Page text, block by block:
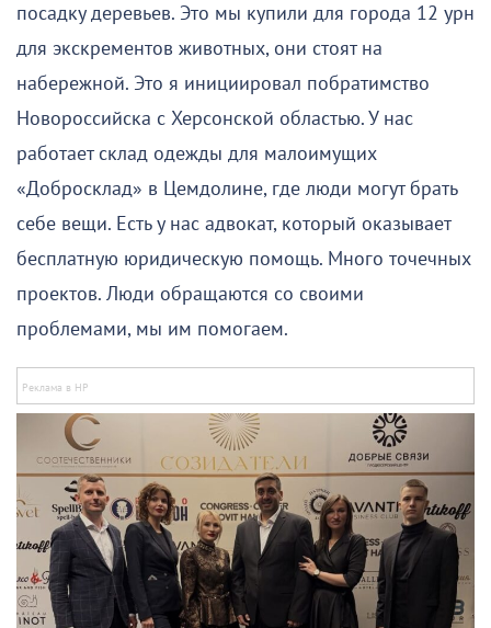
посадку деревьев. Это мы купили для города 12 урн
для экскрементов животных, они стоят на
набережной. Это я инициировал побратимство
Новороссийска с Херсонской областью. У нас
работает склад одежды для малоимущих
«Добросклад» в Цемдолине, где люди могут брать
себе вещи. Есть у нас адвокат, который оказывает
бесплатную юридическую помощь. Много точечных
проектов. Люди обращаются со своими
проблемами, мы им помогаем.